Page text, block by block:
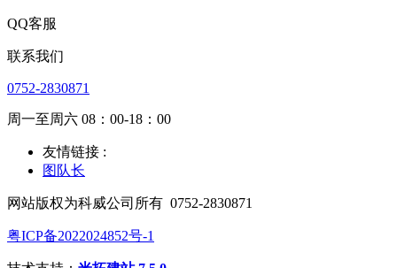
QQ客服
联系我们
0752-2830871
周一至周六 08：00-18：00
友情链接 :
图队长
网站版权为科威公司所有 0752-2830871
粤ICP备2022024852号-1